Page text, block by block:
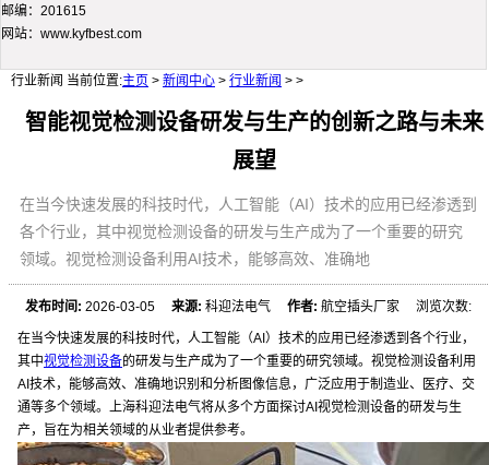
邮编：201615
网站：www.kyfbest.com
行业新闻 当前位置:主页 > 新闻中心 > 行业新闻 > >
智能视觉检测设备研发与生产的创新之路与未来
展望
在当今快速发展的科技时代，人工智能（AI）技术的应用已经渗透到
各个行业，其中视觉检测设备的研发与生产成为了一个重要的研究
领域。视觉检测设备利用AI技术，能够高效、准确地
发布时间: 2026-03-05来源: 科迎法电气作者: 航空插头厂家 浏览次数:
在当今快速发展的科技时代，人工智能（AI）技术的应用已经渗透到各个行业，
其中视觉检测设备的研发与生产成为了一个重要的研究领域。视觉检测设备利用
AI技术，能够高效、准确地识别和分析图像信息，广泛应用于制造业、医疗、交
通等多个领域。上海科迎法电气将从多个方面探讨AI视觉检测设备的研发与生
产，旨在为相关领域的从业者提供参考。